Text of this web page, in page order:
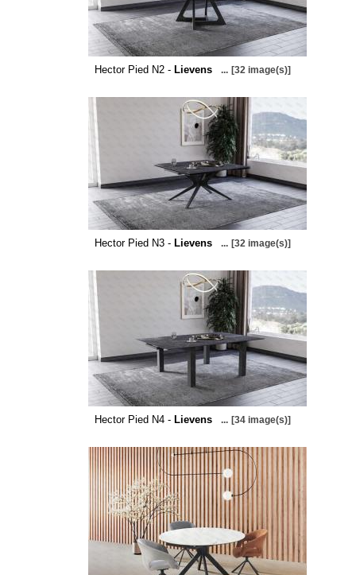
Hector Pied N2 - Lievens ... [32 image(s)]
Hector Pied N3 - Lievens ... [32 image(s)]
Hector Pied N4 - Lievens ... [34 image(s)]